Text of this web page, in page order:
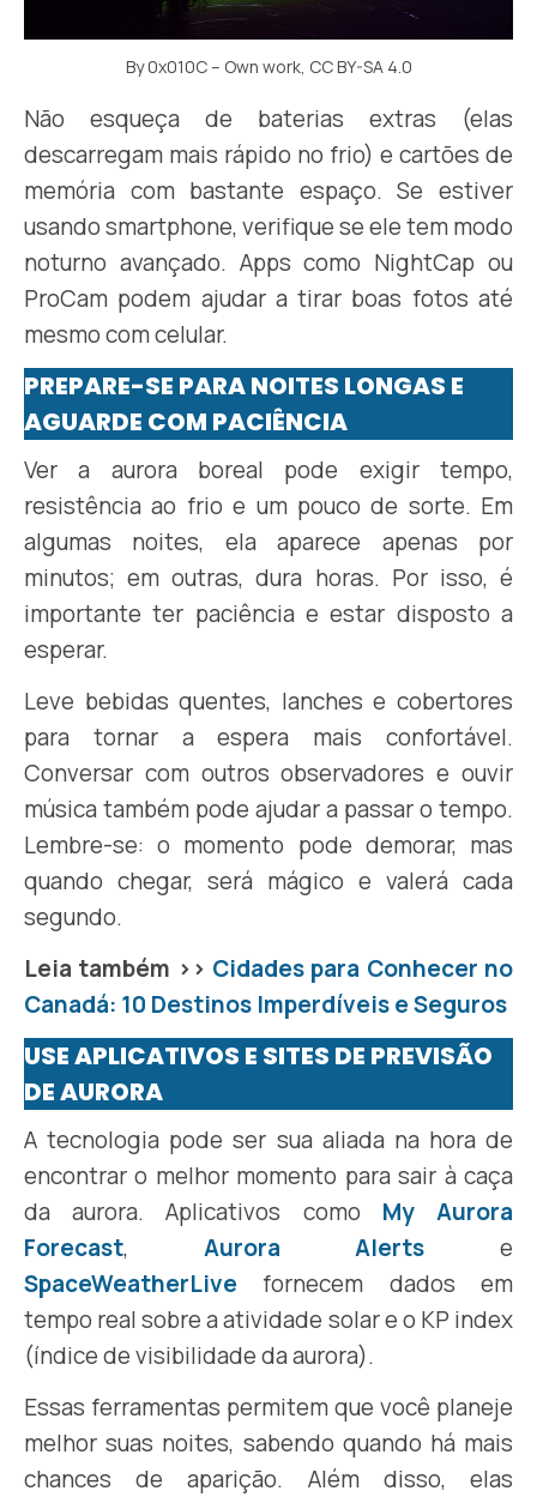
By 0x010C – Own work, CC BY-SA 4.0
Não esqueça de baterias extras (elas
descarregam mais rápido no frio) e cartões de
memória com bastante espaço. Se estiver
usando smartphone, verifique se ele tem modo
noturno avançado. Apps como NightCap ou
ProCam podem ajudar a tirar boas fotos até
mesmo com celular.
PREPARE-SE PARA NOITES LONGAS E
AGUARDE COM PACIÊNCIA
Ver a aurora boreal pode exigir tempo,
resistência ao frio e um pouco de sorte. Em
algumas noites, ela aparece apenas por
minutos; em outras, dura horas. Por isso, é
importante ter paciência e estar disposto a
esperar.
Leve bebidas quentes, lanches e cobertores
para tornar a espera mais confortável.
Conversar com outros observadores e ouvir
música também pode ajudar a passar o tempo.
Lembre-se: o momento pode demorar, mas
quando chegar, será mágico e valerá cada
segundo.
Leia também >> Cidades para Conhecer no
Canadá: 10 Destinos Imperdíveis e Seguros
USE APLICATIVOS E SITES DE PREVISÃO
DE AURORA
A tecnologia pode ser sua aliada na hora de
encontrar o melhor momento para sair à caça
da aurora. Aplicativos como My Aurora
Forecast, Aurora Alerts e
SpaceWeatherLive fornecem dados em
tempo real sobre a atividade solar e o KP index
(índice de visibilidade da aurora).
Essas ferramentas permitem que você planeje
melhor suas noites, sabendo quando há mais
chances de aparição. Além disso, elas